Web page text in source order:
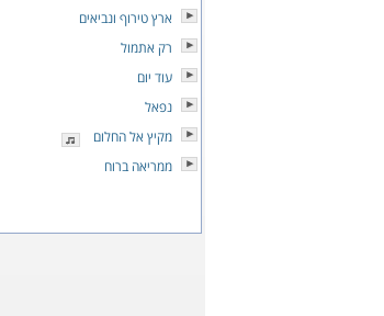
ארץ טירוף ונביאים
רק אתמול
עוד יום
נפאל
מקיץ אל החלום
ממריאה ברוח